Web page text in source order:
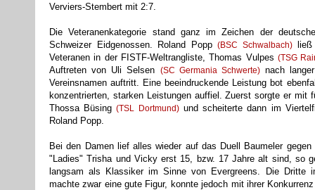
Verviers-Stembert mit 2:7.
Die Veteranenkategorie stand ganz im Zeichen der
Schweizer Eidgenossen. Roland Popp(BSC Schwalbach)ließ
Veteranen in der FISTF-Weltrangliste, Thomas Vulpes (TSG
Auftreten von Uli Selsen (SC Germania Schwerte)nach
Vereinsnamen auftritt. Eine beeindruckende Leistung bot
konzentrierten, starken Leistungen auffiel. Zuerst sorgte er mit
Thossa Büsing(TSL Dortmund)und scheiterte dann im
Roland Popp.
Bei den Damen lief alles wieder auf das Duell Baumeler
"Ladies" Trisha und Vicky erst 15, bzw. 17 Jahre alt sind, so
langsam als Klassiker im Sinne von Evergreens. Die Dritte
machte zwar eine gute Figur, konnte jedoch mit ihrer